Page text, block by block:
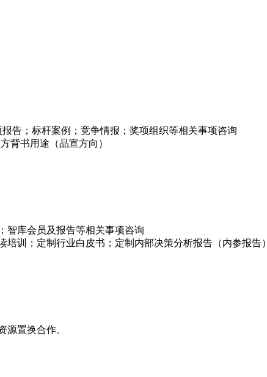
告；标杆案例；竞争情报；奖项组织等相关事项咨询
背书用途（品宣方向）
智库会员及报告等相关事项咨询
训；定制行业白皮书；定制内部决策分析报告（内参报告）
源置换合作。